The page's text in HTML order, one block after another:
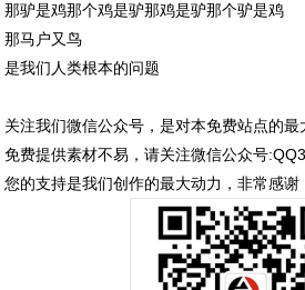
那驴是鸡那个鸡是驴那鸡是驴那个驴是鸡
那马户又鸟
是我们人类根本的问题
关注我们微信公众号，是对本免费站点的最
免费提供素材不易，请关注微信公众号
您的支持是我们创作的最大动力，非常感谢